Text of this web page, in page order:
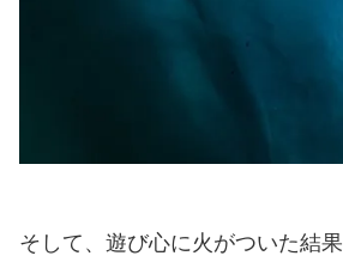
そして、遊び心に火がついた結果